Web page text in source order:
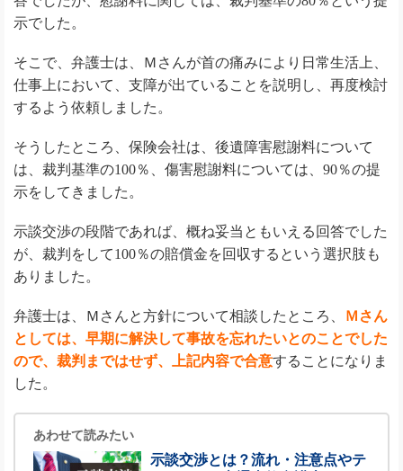
示でした。
そこで、弁護士は、Ｍさんが首の痛みにより日常生活上、
仕事上において、支障が出ていることを説明し、再度検討
するよう依頼しました。
そうしたところ、保険会社は、後遺障害慰謝料について
は、裁判基準の100％、傷害慰謝料については、90％の提
示をしてきました。
示談交渉の段階であれば、概ね妥当ともいえる回答でした
が、裁判をして100％の賠償金を回収するという選択肢も
ありました。
弁護士は、Ｍさんと方針について相談したところ、
Ｍさん
としては、早期に解決して事故を忘れたいとのことでした
ので、裁判まではせず、上記内容で合意することになりま
した。
あわせて読みたい
示談交渉とは？流れ・注意点やテ